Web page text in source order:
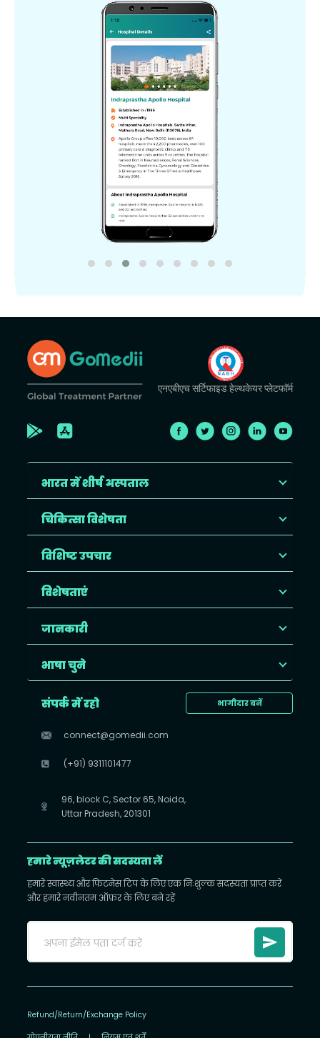
एनएबीएच सर्टिफाइड हेल्थकेयर प्लेटफॉर्म
भारत में शीर्ष अस्पताल
चिकित्सा विशेषता
विशिष्ट उपचार
विशेषताएं
जानकारी
भाषा चुने
भागीदार बनें
संपर्क में रहो
connect@gomedii.com
(+91) 9311101477
96, block C, Sector 65, Noida,
Uttar Pradesh, 201301
हमारे न्यूज़लेटर की सदस्यता लें
हमारे स्वास्थ्य और फिटनेस टिप के लिए एक निःशुल्क सदस्यता प्राप्त करें
और हमारे नवीनतम ऑफ़र के लिए बने रहें
Refund/Return/Exchange Policy